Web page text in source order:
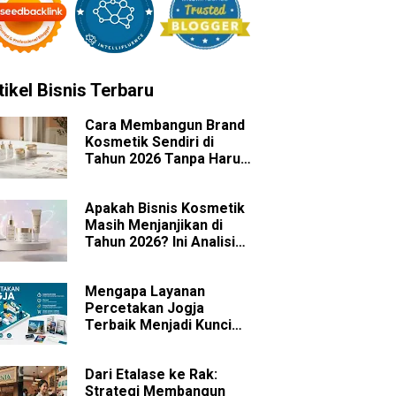
Bisnis Terbaru
Cara Membangun Brand
Kosmetik Sendiri di
Tahun 2026 Tanpa Harus
Apakah Bisnis Kosmetik
Masih Menjanjikan di
Tahun 2026? Ini Analisis
Mengapa Layanan
Percetakan Jogja
Terbaik Menjadi Kunci
Dari Etalase ke Rak:
Strategi Membangun